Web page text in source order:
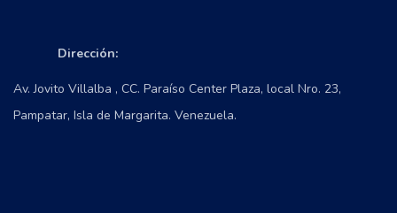
Dirección:
Av. Jovito Villalba , CC. Paraíso Center Plaza, local Nro. 23,
Pampatar, Isla de Margarita. Venezuela.